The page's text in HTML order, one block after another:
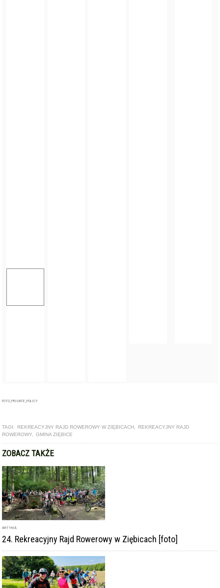
FOTO_PRIVATE_POLICY
TAGI: REKREACYJNY RAJD ROWEROWY W ZIĘBICACH
REKREACYJNY RAJD
ROWEROWY
GMINA ZIĘBICE
ZOBACZ TAKŻE
ARTYKUŁ
24. Rekreacyjny Rajd Rowerowy w Ziębicach [foto]